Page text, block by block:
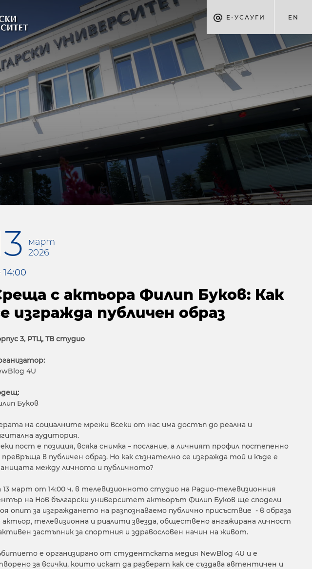
Е-УСЛУГИ EN
март
2026
14:00
с актьора Филип Буков: Как
изгражда публичен образ
3, РТЦ, ТВ студио
4U
Буков
на социалните мрежи всеки от нас има достъп до реална и
аудитория.
пост е позиция, всяка снимка – послание, а личният профил постепенно
превръща в публичен образ. Но как съзнателно се изгражда той и къде е
между личното и публичното?
13 март от 14:00 ч. в телевизионното студио на Радио-телевизионния
на Нов български университет актьорът Филип Буков ще сподели
опит за изграждането на разпознаваемо публично присъствие - в образа
актьор, телевизионна и риалити звезда, обществено ангажирана личност
застъпник за спортния и здравословен начин на живот.
е организирано от студентската медия NewBlog 4U и е
за всички, които искат да разберат как се създава автентичен и